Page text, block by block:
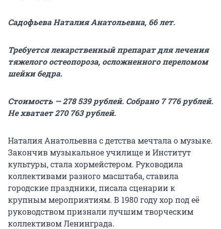
Садофьева Наталия Анатольевна, 66 лет.
Требуется лекарственный препарат для лечения
тяжелого остеопороза, осложненного переломом
шейки бедра.
Стоимость — 278 539 рублей. Собрано 7 776 рублей.
Не хватает 270 763 рублей.
Наталия Анатольевна с детства мечтала о музыке.
Закончив музыкальное училище и Институт
культуры, стала хормейстером. Руководила
коллективами разного масштаба, ставила
городские праздники, писала сценарии к
крупным мероприятиям. В 1980 году хор под её
руководством признали лучшим творческим
коллективом Ленинграда.